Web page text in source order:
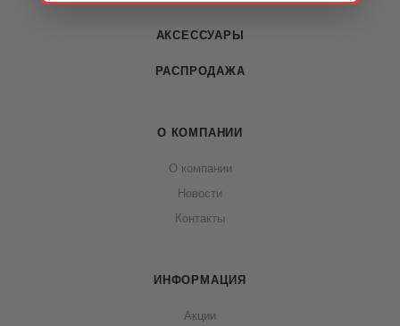
АКСЕССУАРЫ
РАСПРОДАЖА
О КОМПАНИИ
О компании
Новости
Контакты
ИНФОРМАЦИЯ
Акции